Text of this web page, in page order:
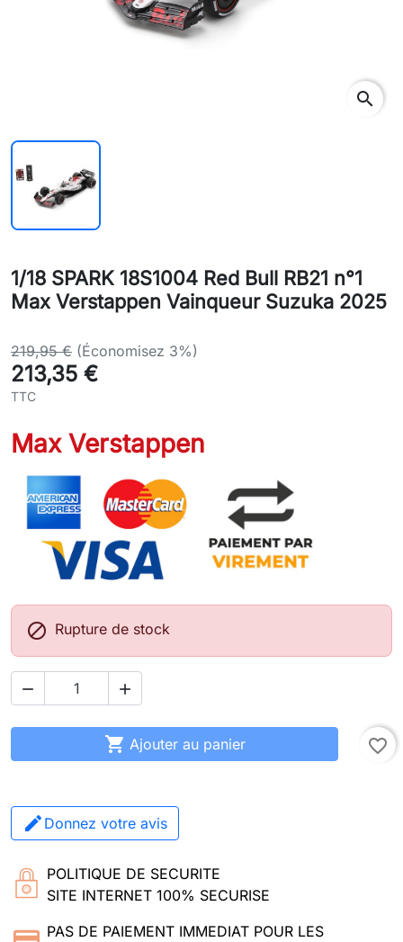
search
1/18 SPARK 18S1004 Red Bull RB21 n°1
Max Verstappen Vainqueur Suzuka 2025
219,95 € (Économisez 3%)
213,35 €
TTC
Max Verstappen
 Rupture de stock
 
 Ajouter au panier favorite_border
Donnez votre avis
POLITIQUE DE SECURITE
SITE INTERNET 100% SECURISE
PAS DE PAIEMENT IMMEDIAT POUR LES